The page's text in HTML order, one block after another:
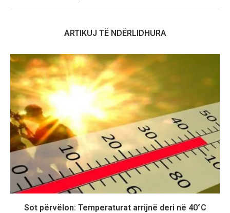
ARTIKUJ TË NDËRLIDHURA
Sot përvëlon: Temperaturat arrijnë deri në 40°C